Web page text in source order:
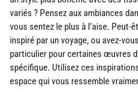
variés ? Pensez aux ambiances
vous sentez le plus à l’aise. Peut-
inspiré par un voyage, ou avez-
particulier pour certaines œuvres
spécifique. Utilisez ces
espace qui vous ressemble